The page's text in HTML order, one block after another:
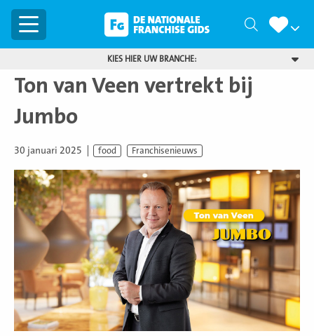
Menu Zoeken
KIES HIER UW BRANCHE:
Ton van Veen vertrekt bij
Jumbo
30 januari 2025 food Franchisenieuws